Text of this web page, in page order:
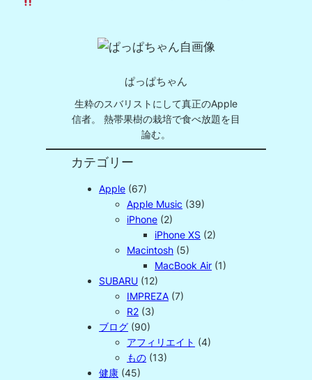
ぱっぱちゃん
生粋のスバリストにして真正のApple
信者。 熱帯果樹の栽培で食べ放題を目
論む。
カテゴリー
Apple (67)
Apple Music (39)
iPhone (2)
iPhone XS (2)
Macintosh (5)
MacBook Air (1)
SUBARU (12)
IMPREZA (7)
R2 (3)
ブログ (90)
アフィリエイト (4)
もの (13)
健康 (45)